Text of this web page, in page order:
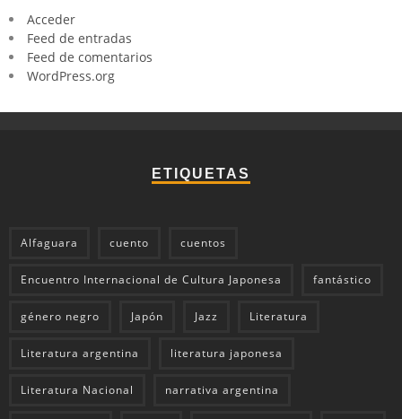
Acceder
Feed de entradas
Feed de comentarios
WordPress.org
ETIQUETAS
Alfaguara cuento cuentos
Encuentro Internacional de Cultura Japonesa fantástico
género negro Japón Jazz Literatura
Literatura argentina literatura japonesa
Literatura Nacional narrativa argentina